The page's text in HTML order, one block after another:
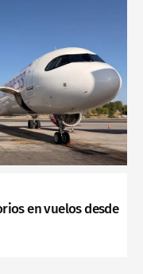
en vuelos desde